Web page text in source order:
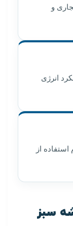
و
انرژی
از
سبز